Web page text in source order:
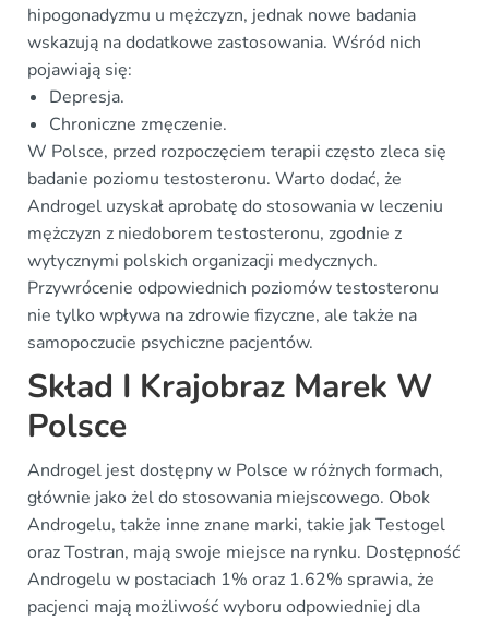
hipogonadyzmu u mężczyzn, jednak nowe badania
wskazują na dodatkowe zastosowania. Wśród nich
pojawiają się:
Depresja.
Chroniczne zmęczenie.
W Polsce, przed rozpoczęciem terapii często zleca się
badanie poziomu testosteronu. Warto dodać, że
Androgel uzyskał aprobatę do stosowania w leczeniu
mężczyzn z niedoborem testosteronu, zgodnie z
wytycznymi polskich organizacji medycznych.
Przywrócenie odpowiednich poziomów testosteronu
nie tylko wpływa na zdrowie fizyczne, ale także na
samopoczucie psychiczne pacjentów.
Skład I Krajobraz Marek W
Polsce
Androgel jest dostępny w Polsce w różnych formach,
głównie jako żel do stosowania miejscowego. Obok
Androgelu, także inne znane marki, takie jak Testogel
oraz Tostran, mają swoje miejsce na rynku. Dostępność
Androgelu w postaciach 1% oraz 1.62% sprawia, że
pacjenci mają możliwość wyboru odpowiedniej dla